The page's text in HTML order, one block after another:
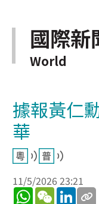
國際新
World
據報黃仁
華
11/5/2026 23:21
WhatsApp
WeChat